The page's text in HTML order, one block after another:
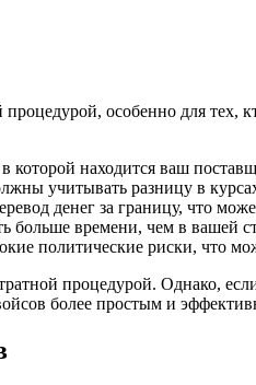
особенно для
находится ваш
учитывать разницу в
денег за границу, что
времени, чем в вашей
политические риски, что
процедурой. Однако,
более простым и